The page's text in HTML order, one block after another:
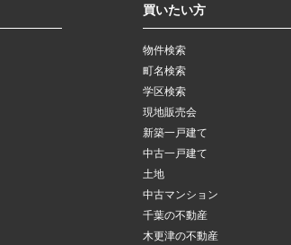
買いたい方
物件検索
町名検索
学区検索
現地販売会
新築一戸建て
中古一戸建て
土地
中古マンション
千葉の不動産
木更津の不動産